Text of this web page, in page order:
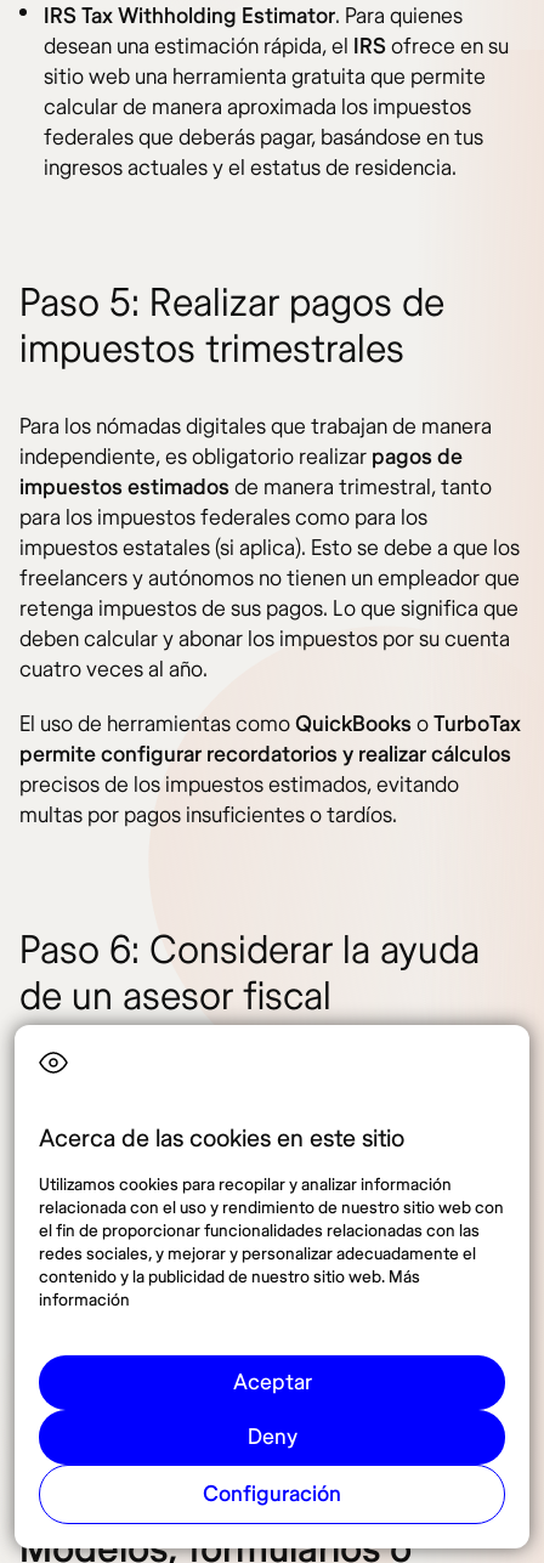
Acerca de las cookies en este sitio
Utilizamos cookies para recopilar y analizar información
relacionada con el uso y rendimiento de nuestro sitio web con
el fin de proporcionar funcionalidades relacionadas con las
redes sociales, y mejorar y personalizar adecuadamente el
contenido y la publicidad de nuestro sitio web. Más
información
Aceptar
Deny
Configuración
IRS Tax Withholding Estimator. Para quienes
desean una estimación rápida, el IRSofrece en su
sitio web una herramienta gratuita que permite
calcular de manera aproximada los impuestos
federales que deberás pagar, basándose en tus
ingresos actuales y el estatus de residencia.
Paso 5: Realizar pagos de
impuestos trimestrales
Para los nómadas digitales que trabajan de manera
independiente, es obligatorio realizar pagos de
impuestos estimadosde manera trimestral, tanto
para los impuestos federales como para los
impuestos estatales (si aplica). Esto se debe a que los
freelancers y autónomos no tienen un empleador que
retenga impuestos de sus pagos. Lo que significa que
deben calcular y abonar los impuestos por su cuenta
cuatro veces al año.
El uso de herramientas comoQuickBooksoTurboTax
permite configurar recordatorios y realizar cálculos
precisos de los impuestos estimados, evitando
multas por pagos insuficientes o tardíos.
Paso 6: Considerar la ayuda
de un asesor fiscal
Dado que las leyes fiscales estadounidenses pueden
recomendable que los nómadas digitales que pasen
contratar a un asesor fiscal especializado en
expatriadoso en tributación internacional. Un asesor
fiscal puede ayudarte a maximizar tus deducciones,
aprovechar tratados fiscales internacionales y evitar
necesario.
Modelos, formularios o